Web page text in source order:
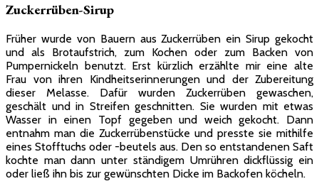
Zuckerrüben-Sirup
Früher wurde von Bauern aus Zuckerrüben ein Sirup gekocht
und als Brotaufstrich, zum Kochen oder zum Backen von
Pumpernickeln benutzt. Erst kürzlich erzählte mir eine alte
Frau von ihren Kindheitserinnerungen und der Zubereitung
dieser Melasse. Dafür wurden Zuckerrüben gewaschen,
geschält und in Streifen geschnitten. Sie wurden mit etwas
Wasser in einen Topf gegeben und weich gekocht. Dann
entnahm man die Zuckerrübenstücke und presste sie mithilfe
eines Stofftuchs oder -beutels aus. Den so entstandenen Saft
kochte man dann unter ständigem Umrühren dickflüssig ein
oder ließ ihn bis zur gewünschten Dicke im Backofen köcheln.